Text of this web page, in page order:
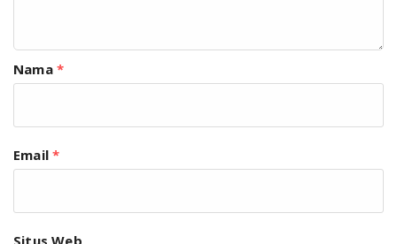
Nama *
Email*
Situs Web